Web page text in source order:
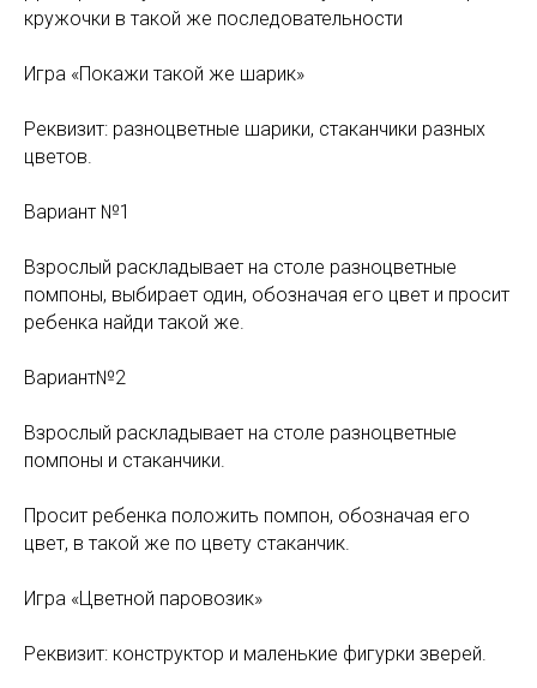
кружочки в такой же последовательности
Игра «Покажи такой же шарик»
Реквизит: разноцветные шарики, стаканчики разных
цветов.
Вариант №1
Взрослый раскладывает на столе разноцветные
помпоны, выбирает один, обозначая его цвет и просит
ребенка найди такой же.
Вариант№2
Взрослый раскладывает на столе разноцветные
помпоны и стаканчики.
Просит ребенка положить помпон, обозначая его
цвет, в такой же по цвету стаканчик.
Игра «Цветной паровозик»
Реквизит: конструктор и маленькие фигурки зверей.